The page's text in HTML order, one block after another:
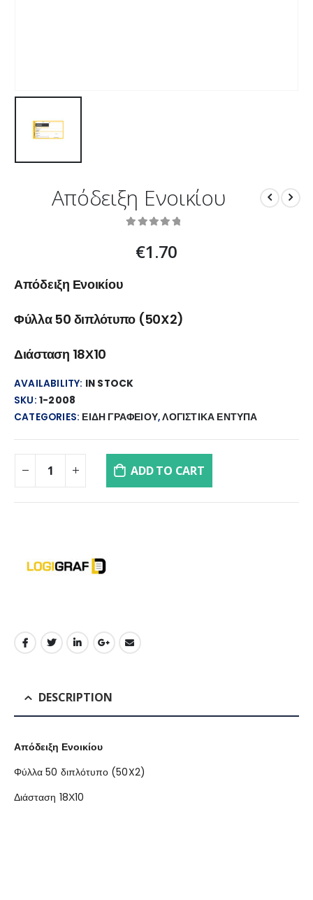
Απόδειξη Ενοικίου
€1.70
Απόδειξη Ενοικίου
Φύλλα 50 διπλότυπο (50X2)
Διάσταση 18Χ10
AVAILABILITY: IN STOCK
SKU: 1-2008
CATEGORIES: ΕΙΔΗ ΓΡΑΦΕΙΟΥ,ΛΟΓΙΣΤΙΚΑ ΕΝΤΥΠΑ
ADD TO CART
DESCRIPTION
Απόδειξη Ενοικίου
Φύλλα 50 διπλότυπο (50X2)
Διάσταση 18Χ10